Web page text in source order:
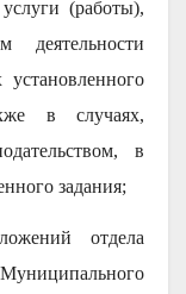
(работы),
в случаях,
в
задания;
отдела